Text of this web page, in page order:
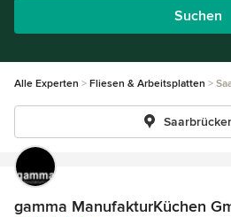
Suchen
Alle Experten Fliesen & Arbeitsplatten
gamma ManufakturKüchen